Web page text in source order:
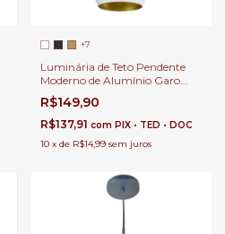
+7
Luminária de Teto Pendente
Moderno de Alumínio Garo
Para Salas Lavabos Balcão e
Cabeceira de Cama.
R$149,90
R$137,91 com PIX • TED • DOC
10 x de R$14,99 sem juros